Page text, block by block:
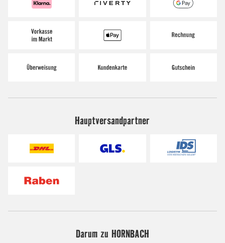
Hauptversandpartner
Darum zu HORNBACH